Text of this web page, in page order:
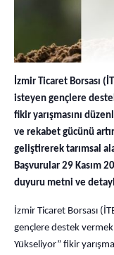
İzmir Ticaret Borsası
isteyen gençlere
fikir yarışmasını
ve rekabet gücünü
geliştirerek tarımsal
Başvurular 29 Kasım
duyuru metni ve
İzmir Ticaret Borsası
gençlere destek vermek
Yükseliyor” fikir